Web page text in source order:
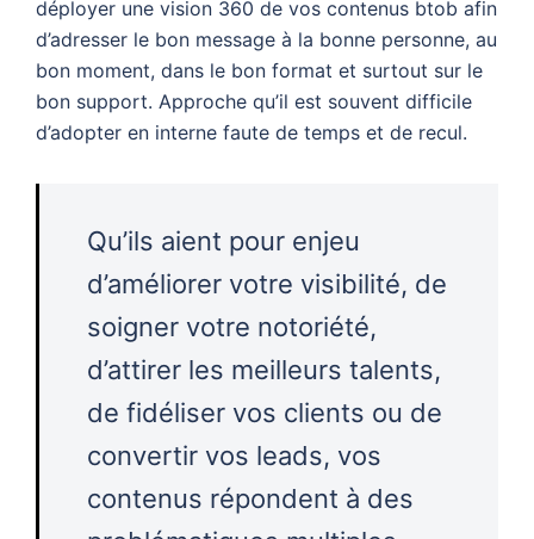
déployer une vision 360 de vos contenus btob afin
d’adresser le bon message à la bonne personne, au
bon moment, dans le bon format et surtout sur le
bon support. Approche qu’il est souvent difficile
d’adopter en interne faute de temps et de recul.
Qu’ils aient pour enjeu
d’améliorer votre visibilité, de
soigner votre notoriété,
d’attirer les meilleurs talents,
de fidéliser vos clients ou de
convertir vos leads, vos
contenus répondent à des